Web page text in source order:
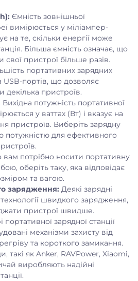
Ємність зовнішньої
вимірюється у міліампер-
на те, скільки енергії може
Більша ємність означає, що
пристрої більше разів.
портативних зарядних
USB-портів, що дозволяє
декілька пристроїв.
Вихідна потужність портативної
у ваттах (Вт) і вказує на
пристроїв. Виберіть зарядну
потужністю для ефективного
потрібно носити портативну
оберіть таку, яка відповідає
та вагою.
зарядження: Деякі зарядні
швидкого зарядження,
пристрої швидше.
зарядної станції
механізми захисту від
та короткого замикання.
такі як Anker, RAVPower, Xiaomi,
виробляють надійні